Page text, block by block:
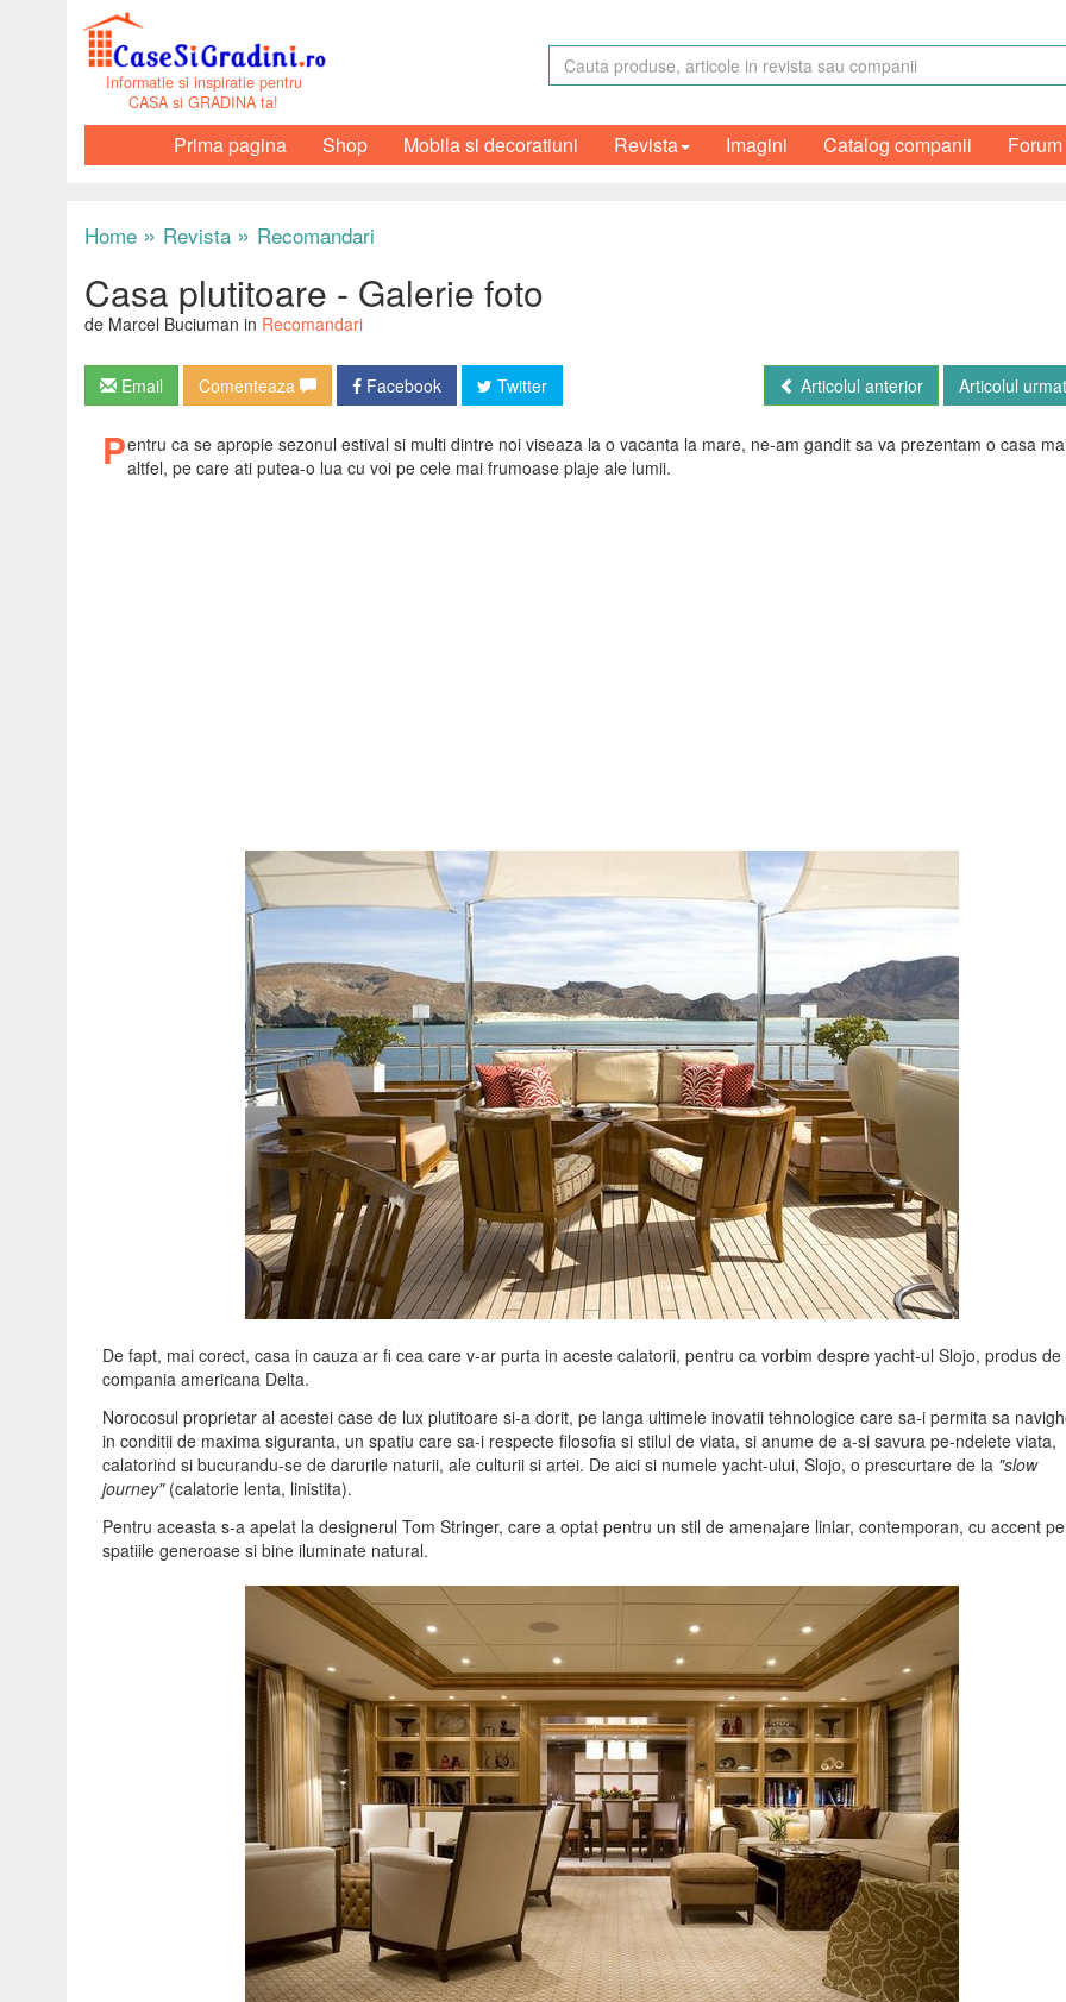
Informatie si inspiratie pentru
CASA si GRADINA ta!
Prima pagina Shop Mobila si decoratiuni Revista Imagini Catalog companii Forum
Home » Revista » Recomandari
Casa plutitoare - Galerie foto
de Marcel Buciuman in Recomandari
Email Comenteaza Facebook Twitter Articolul anterior Articolul
Pentru ca se apropie sezonul estival si multi dintre noi viseaza la o vacanta la mare, ne-am gandit sa va prezentam o casa
altfel, pe care ati putea-o lua cu voi pe cele mai frumoase plaje ale lumii.
De fapt, mai corect, casa in cauza ar fi cea care v-ar purta in aceste calatorii, pentru ca vorbim despre yacht-ul Slojo, produs de
compania americana Delta.
Norocosul proprietar al acestei case de lux plutitoare si-a dorit, pe langa ultimele inovatii tehnologice care sa-i permita sa
in conditii de maxima siguranta, un spatiu care sa-i respecte filosofia si stilul de viata, si anume de a-si savura pe-ndelete viata,
calatorind si bucurandu-se de darurile naturii, ale culturii si artei. De aici si numele yacht-ului, Slojo, o prescurtare de la "slow
journey"(calatorie lenta, linistita).
Pentru aceasta s-a apelat la designerul Tom Stringer, care a optat pentru un stil de amenajare liniar, contemporan, cu accent pe
spatiile generoase si bine iluminate natural.